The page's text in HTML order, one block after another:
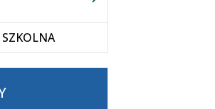
SZKOLNA